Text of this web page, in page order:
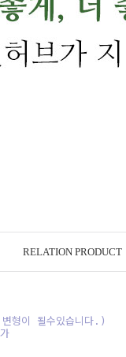
RELATION PRODUCT
형이 될수있습니다.)